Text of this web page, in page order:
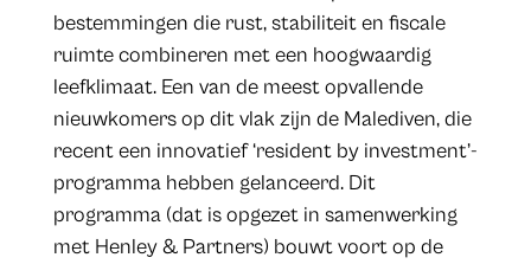
bestemmingen die rust, stabiliteit en fiscale
ruimte combineren met een hoogwaardig
leefklimaat. Een van de meest opvallende
nieuwkomers op dit vlak zijn de Malediven, die
recent een innovatief ‘resident by investment’-
programma hebben gelanceerd. Dit
programma (dat is opgezet in samenwerking
met Henley & Partners) bouwt voort op de